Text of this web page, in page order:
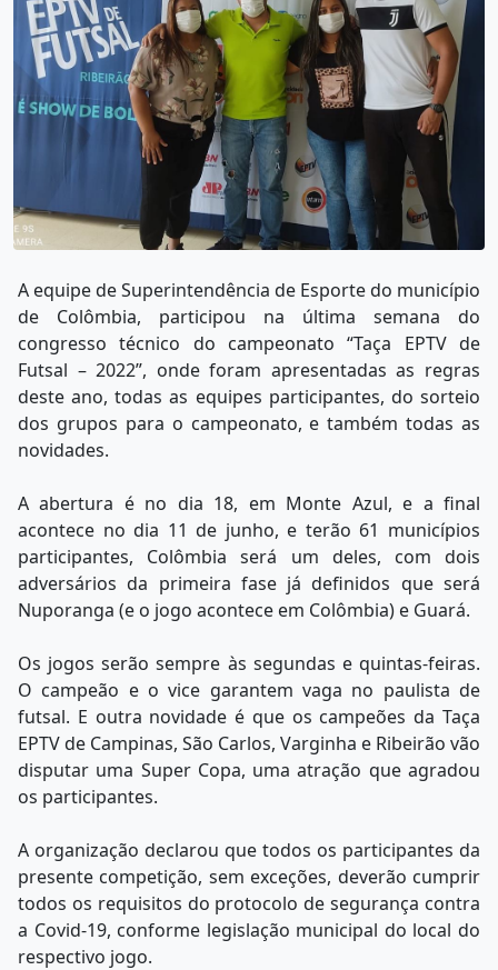
A equipe de Superintendência de Esporte do município
de Colômbia, participou na última semana do
congresso técnico do campeonato “Taça EPTV de
Futsal – 2022”, onde foram apresentadas as regras
deste ano, todas as equipes participantes, do sorteio
dos grupos para o campeonato, e também todas as
novidades.
A abertura é no dia 18, em Monte Azul, e a final
acontece no dia 11 de junho, e terão 61 municípios
participantes, Colômbia será um deles, com dois
adversários da primeira fase já definidos que será
Nuporanga (e o jogo acontece em Colômbia) e Guará.
Os jogos serão sempre às segundas e quintas-feiras.
O campeão e o vice garantem vaga no paulista de
futsal. E outra novidade é que os campeões da Taça
EPTV de Campinas, São Carlos, Varginha e Ribeirão vão
disputar uma Super Copa, uma atração que agradou
os participantes.
A organização declarou que todos os participantes da
presente competição, sem exceções, deverão cumprir
todos os requisitos do protocolo de segurança contra
a Covid-19, conforme legislação municipal do local do
respectivo jogo.